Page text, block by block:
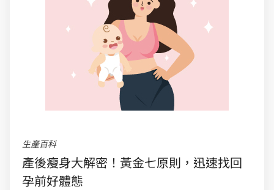
生產百科
產後瘦身大解密！黃金七原則，迅速找回
孕前好體態